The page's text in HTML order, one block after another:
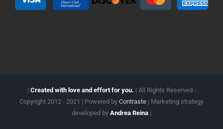
| Created with love and effort for you. | All Rights Reserved -
Copyright 2012 - 2021 | Powered by Contraste | Marketing strategy
developed by Andrea Reina |